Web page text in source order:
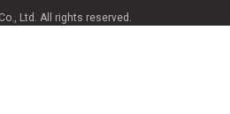
Ltd. All rights reserved.